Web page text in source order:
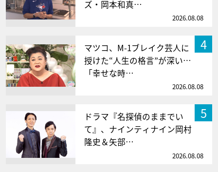
ズ・岡本和真…
2026.08.08
4
マツコ、M-1ブレイク芸人に
授けた“人生の格言”が深い…
「幸せな時…
2026.08.08
5
ドラマ『名探偵のままでい
て』、ナインティナイン岡村
隆史＆矢部…
2026.08.08